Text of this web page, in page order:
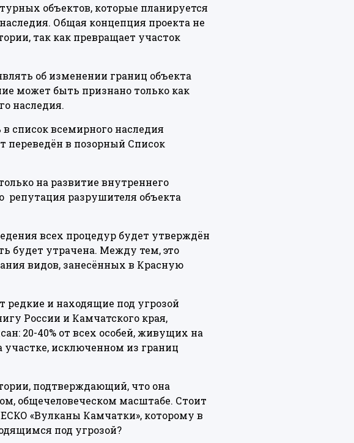
объектов, которые планируется
Общая концепция проекта не
так как превращает участок
об изменении границ объекта
может быть признано только как
наследия.
всемирного наследия
переведён в позорный Список
на развитие внутреннего
репутация разрушителя объекта
всех процедур будет утверждён
будет утрачена. Между тем, это
видов, занесённых в Красную
редкие и находящие под угрозой
России и Камчатского края,
20-40% от всех особей, живущих на
исключенном из границ
подтверждающий, что она
общечеловеческом масштабе. Стоит
«Вулканы Камчатки», которому в
под угрозой?